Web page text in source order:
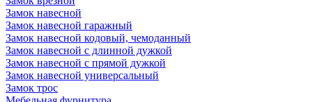
Замок навесной
Замок навесной гаражный
Замок навесной кодовый, чемоданный
Замок навесной с длинной дужкой
Замок навесной с прямой дужкой
Замок навесной универсальный
Замок трос